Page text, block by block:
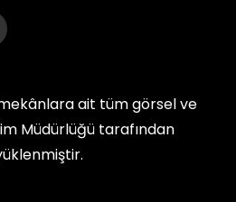
ait tüm görsel ve
Müdürlüğü tarafından